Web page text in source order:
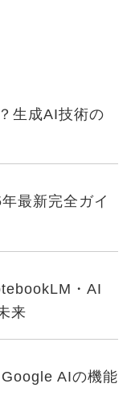
生成AI技術の
最新完全ガイ
・AI
来
AIの機能